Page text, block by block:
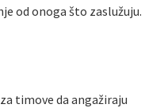
od onoga što zaslužuju.
timove da angažiraju